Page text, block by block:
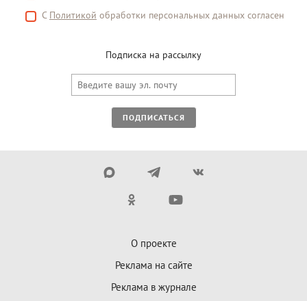
С Политикой обработки персональных данных согласен
Подписка на рассылку
ПОДПИСАТЬСЯ
О проекте
Реклама на сайте
Реклама в журнале